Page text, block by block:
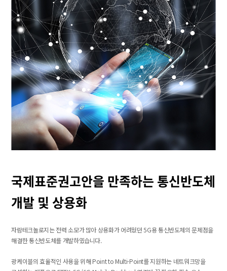
국제표준권고안을 만족하는 통신반도체
개발 및 상용화
자람테크놀로지는 전력 소모가 많아 상용화가 어려웠던 5G용 통신반도체의문제점을
해결한 통신반도체를 개발하였습니다.
광케이블의 효율적인 사용을 위해 Point to Multi-Point를 지원하는 네트워크망을